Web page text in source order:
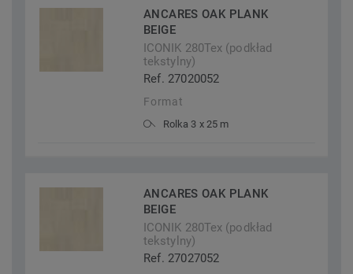
ANCARES OAK PLANK
BEIGE
ICONIK 280Tex (podkład
tekstylny)
Ref. 27020052
Format
Rolka 3 x 25 m
ANCARES OAK PLANK
BEIGE
ICONIK 280Tex (podkład
tekstylny)
Ref. 27027052